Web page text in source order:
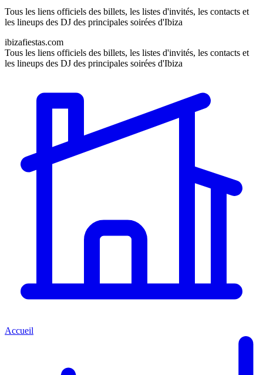
Tous les liens officiels des billets, les listes d'invités, les contacts et
les lineups des DJ des principales soirées d'Ibiza
ibizafiestas.com
Tous les liens officiels des billets, les listes d'invités, les contacts et
les lineups des DJ des principales soirées d'Ibiza
Accueil